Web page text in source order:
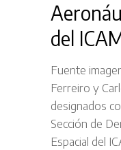
del
Fuente
Ferreiro y
designados
Sección de
Espacial del